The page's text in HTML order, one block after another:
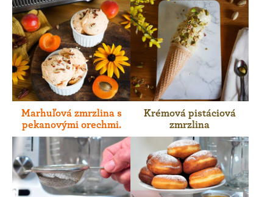
Marhuľová zmrzlina s
pekanovými orechmi.
Krémová pistáciová
zmrzlina